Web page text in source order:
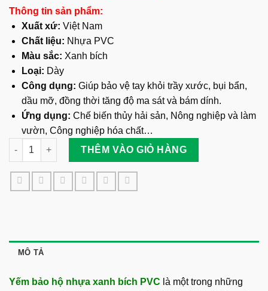
Thông tin sản phẩm:
Xuất xứ: Việt Nam
Chất liệu: Nhựa PVC
Màu sắc: Xanh bích
Loại: Dày
Công dụng: Giúp bảo vệ tay khỏi trầy xước, bụi bẩn,
dầu mỡ, đồng thời tăng độ ma sát và bám dính.
Ứng dụng: Chế biến thủy hải sản, Nông nghiệp và làm
vườn, Công nghiệp hóa chất…
Yếm Bảo Hộ Nhựa Xanh Bích PVC số lượng
THÊM VÀO GIỎ HÀNG
MÔ TẢ
Yếm bảo hộ nhựa xanh bích PVC là một trong những